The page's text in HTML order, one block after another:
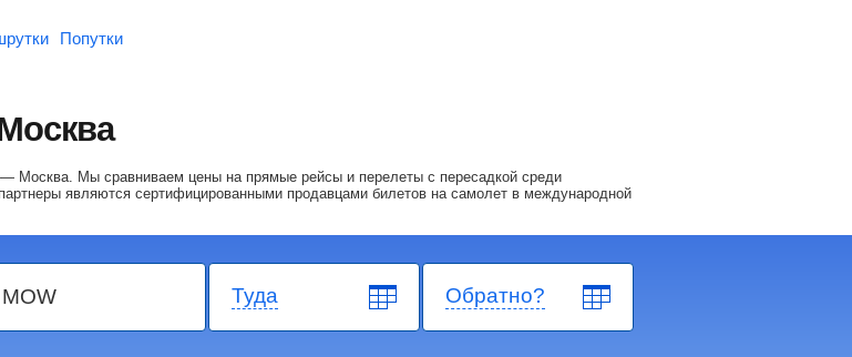
Попутки
— Москва. Мы сравниваем цены на прямые рейсы и перелеты с пересадкой среди
являются сертифицированными продавцами билетов на самолет в международной
Туда Обратно?